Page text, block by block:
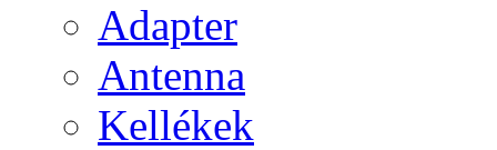
Adapter
Antenna
Kellékek